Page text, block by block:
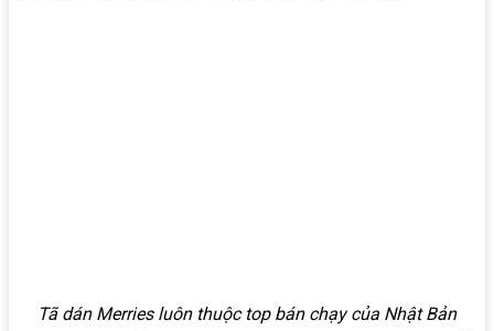
Tã dán Merries luôn thuộc top bán chạy của Nhật Bản